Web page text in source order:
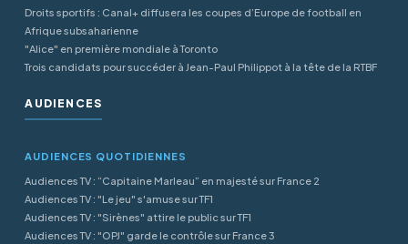
Droits sportifs : Canal+ diffusera les coupes d’Europe de football en
Afrique subsaharienne
"Alice" en première mondiale à Toronto
Trois candidats pour succéder à Jean-Paul Philippot à la tête de la RTBF
AUDIENCES
AUDIENCES QUOTIDIENNES
Audiences TV : “Capitaine Marleau” en majesté sur France 2
Audiences TV : "Le jeu" s'amuse sur TF1
Audiences TV : "Sirènes" attire le public sur TF1
Audiences TV : "OPJ" garde le contrôle sur France 3